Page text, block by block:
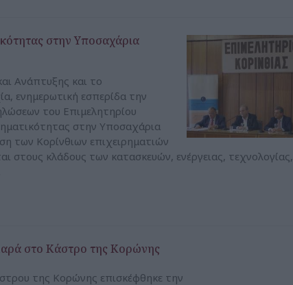
στην Υποσαχάρια
Ανάπτυξης και το
ενημερωτική εσπερίδα την
του Επιμελητηρίου
στην Υποσαχάρια
των Κορίνθιων επιχειρηματιών
στους κλάδους των κατασκευών, ενέργειας, τεχνολογίας,
στο Κάστρο της Κορώνης
της Κορώνης επισκέφθηκε την